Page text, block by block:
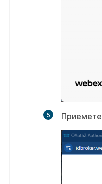
5 Приемете